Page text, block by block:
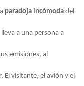
paradoja incómoda del
a una persona a
emisiones, al
visitante, el avión y el